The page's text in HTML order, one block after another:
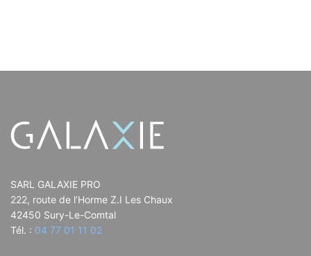
SARL GALAXIE PRO
222, route de l’Horme Z.I Les Chaux
42450 Sury-Le-Comtal
Tél. : 04 77 01 11 02